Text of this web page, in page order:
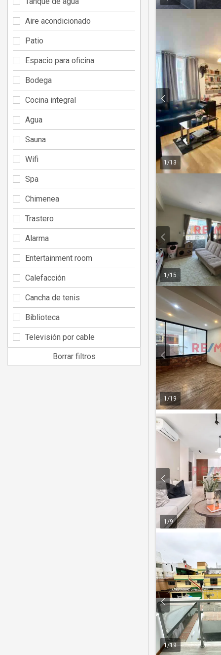
1 /13
1 /15
1 /19
1 /9
1/19
Aire acondicionado
Patio
Espacio para oficina
Bodega
Cocina integral
Agua
Sauna
Wifi
Spa
Chimenea
Trastero
Alarma
Entertainment room
Calefacción
Cancha de tenis
Biblioteca
Televisión por cable
Borrar filtros